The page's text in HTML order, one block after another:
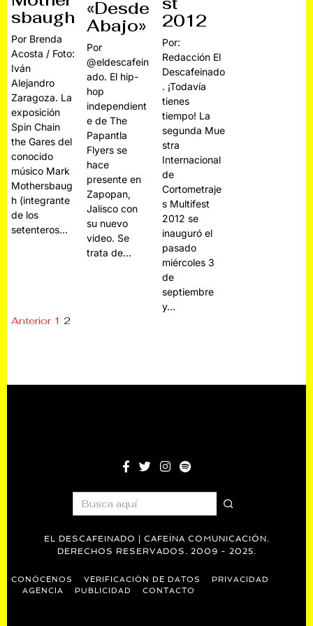
sbaugh
Por Brenda
Acosta / Foto:
Iván
Alejandro
Zaragoza. La
exposición
Spin Chain
the Gares del
conocido
músico Mark
Mothersbaug
h (integrante
de los
setenteros…
«Desde
Abajo»
Por
@eldescafein
ado. El hip-
hop
independient
e de The
Papantla
Flyers se
hace
presente en
Zapopan,
Jalisco con
su nuevo
video. Se
trata de…
2012
Por:
Redacción El
Descafeinado
. ¡Todavía
tienes
tiempo! La
segunda Mue
stra
Internacional
de
Cortometraje
s Multifest
2012 se
inauguró el
pasado
miércoles 3
de
septiembre
y…
Anterior 1 2
EL DESCAFEINADO | CAFEÍNA COMUNICACIÓN.
DERECHOS RESERVADOS. 2009 - 2025.
CONÓCENOS VERIFICACIÓN DE DATOS
PRIVACIDAD
AGENCIA
PUBLICIDAD CONTACTO